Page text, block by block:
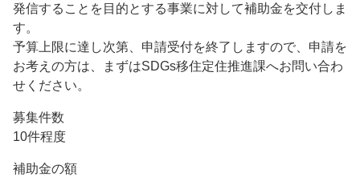
発信することを目的とする事業に対して補助金を交付しま
す。
予算上限に達し次第、申請受付を終了しますので、申請を
お考えの方は、まずはSDGs移住定住推進課へお問い合わ
せください。
募集件数
10件程度
補助金の額